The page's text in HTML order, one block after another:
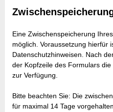
Eine Zwischenspeicherung
möglich. Voraussetzung hierfür
Datenschutzhinweisen. Nach
der Kopfzeile des Formulars
zur Verfügung.
Bitte beachten Sie: Die
für maximal 14 Tage